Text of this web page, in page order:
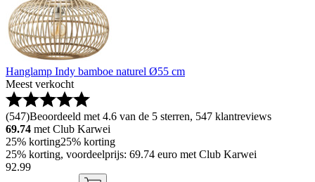
Hanglamp Indy bamboe naturel Ø55 cm
Meest verkocht
(547)Beoordeeld met 4.6 van de 5 sterren, 547 klantreviews
69.74 met Club Karwei
25% korting25% korting
25% korting, voordeelprijs: 69.74 euro met Club Karwei
92.99